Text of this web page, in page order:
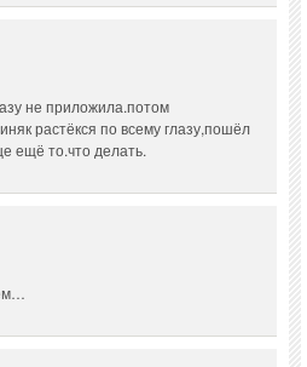
не приложила.потом
растёкся по всему глазу,пошёл
ещё то.что делать.